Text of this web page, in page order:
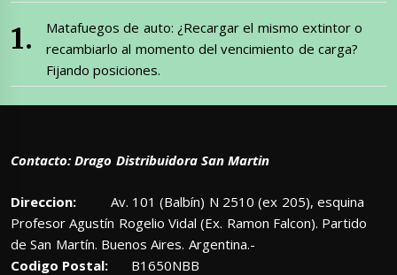
Matafuegos de auto: ¿Recargar el mismo extintor o
recambiarlo al momento del vencimiento de carga?
Fijando posiciones.
Contacto: Drago Distribuidora San Martin
Direccion: Av. 101 (Balbín) N 2510 (ex 205), esquina
Profesor Agustín Rogelio Vidal (Ex. Ramon Falcon). Partido
de San Martín. Buenos Aires. Argentina.-
Codigo Postal: B1650NBB